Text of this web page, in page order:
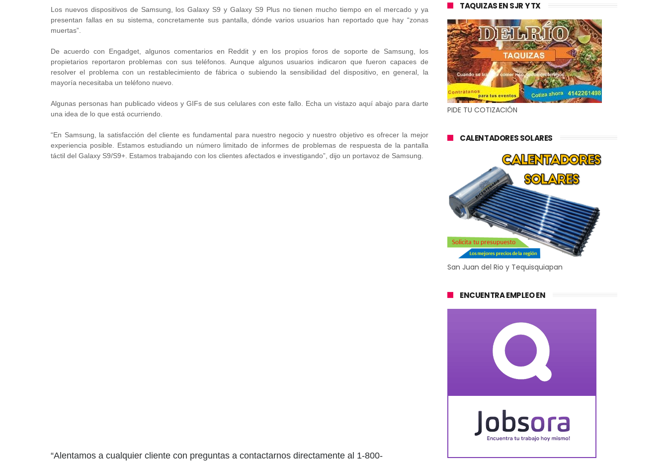
Los nuevos dispositivos de Samsung, los Galaxy S9 y Galaxy S9 Plus no tienen mucho tiempo en el mercado y ya
presentan fallas en su sistema, concretamente sus pantalla, dónde varios usuarios han reportado que hay “zonas
muertas”.
De acuerdo con Engadget, algunos comentarios en Reddit y en los propios foros de soporte de Samsung, los
propietarios reportaron problemas con sus teléfonos. Aunque algunos usuarios indicaron que fueron capaces de
resolver el problema con un restablecimiento de fábrica o subiendo la sensibilidad del dispositivo, en general, la
mayoría necesitaba un teléfono nuevo.
Algunas personas han publicado videos y GIFs de sus celulares con este fallo. Echa un vistazo aquí abajo para darte
una idea de lo que está ocurriendo.
“En Samsung, la satisfacción del cliente es fundamental para nuestro negocio y nuestro objetivo es ofrecer la mejor
experiencia posible. Estamos estudiando un número limitado de informes de problemas de respuesta de la pantalla
táctil del Galaxy S9/S9+. Estamos trabajando con los clientes afectados e investigando”, dijo un portavoz de Samsung.
“Alentamos a cualquier cliente con preguntas a contactarnos directamente al 1-800-
TAQUIZAS EN SJR Y TX
PIDE TU COTIZACIÓN
CALENTADORES SOLARES
San Juan del Rio y Tequisquiapan
ENCUENTRA EMPLEO EN